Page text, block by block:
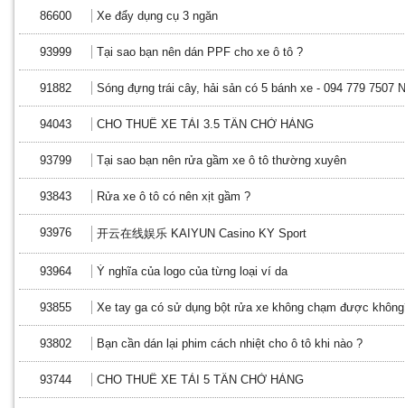
86600 Xe đẩy dụng cụ 3 ngăn
93999 Tại sao bạn nên dán PPF cho xe ô tô ?
91882 Sóng đựng trái cây, hải sản có 5 bánh xe - 094 779 7507
94043 CHO THUÊ XE TẢI 3.5 TẤN CHỞ HÀNG
93799 Tại sao bạn nên rửa gầm xe ô tô thường xuyên
93843 Rửa xe ô tô có nên xịt gầm ?
93976 开云在线娱乐 KAIYUN Casino KY Sport
93964 Ý nghĩa của logo của từng loại ví da
93855 Xe tay ga có sử dụng bột rửa xe không chạm được
93802 Bạn cần dán lại phim cách nhiệt cho ô tô khi nào ?
93744 CHO THUÊ XE TẢI 5 TẤN CHỞ HÀNG